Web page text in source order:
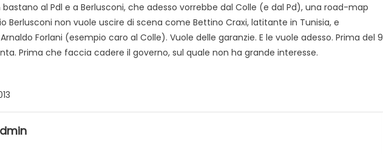
al Pdl e a Berlusconi, che adesso vorrebbe dal Colle (e dal Pd), una road-map
Berlusconi non vuole uscire di scena come Bettino Craxi, latitante in Tunisia, e
Forlani (esempio caro al Colle). Vuole delle garanzie. E le vuole adesso. Prima del 9
Prima che faccia cadere il governo, sul quale non ha grande interesse.